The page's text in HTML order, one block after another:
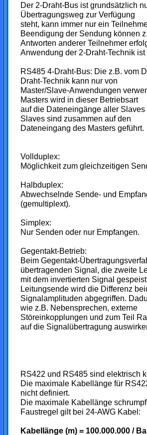
Der 2-Draht-Bus ist grundsätzlich
Übertragungsweg zur Verfügung
steht, kann immer nur ein
Beendigung der Sendung können
Antworten anderer Teilnehmer
Anwendung der 2-Draht-Technik
RS485 4-Draht-Bus: Die z.B. vom
Draht-Technik kann nur von
Master/Slave-Anwendungen
Masters wird in dieser Betriebsart
auf die Dateneingänge aller
Slaves sind zusammen auf den
Dateneingang des Masters geführt.
Vollduplex:
Möglichkeit zum gleichzeitigen
Halbduplex:
Abwechselnde Sende- und
(gemultiplext).
Simplex:
Nur Senden oder nur Empfangen.
Gegentakt-Betrieb:
Beim Gegentakt-
übertragenden Signal, die zweite
mit dem invertierten Signal
Leitungsende wird die Differenz
Signalamplituden abgegriffen.
wie z.B. Nebensprechen, externe
Störeinkopplungen und zum Teil
auf die Signalübertragung
RS422 und RS485 sind elektrisch
Die maximale Kabellänge für
nicht definiert.
Die maximale Kabellänge
Faustregel gilt bei 24-AWG Kabel:
Kabellänge (m) = 100.000.000 /